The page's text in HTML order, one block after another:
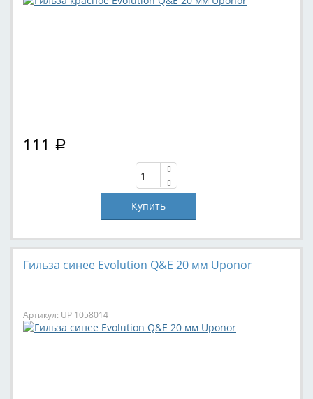
111 Р
Гильза синее Evolution Q&E 20 мм Uponor
Артикул: UP 1058014